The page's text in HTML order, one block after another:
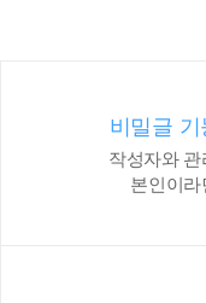
비밀글
작성자와
본인이라